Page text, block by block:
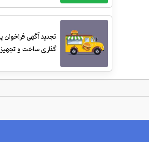
تجدید آگهی فراخوان
گذاری ساخت و تجهیز